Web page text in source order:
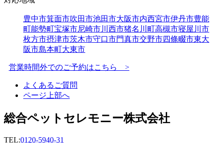
豊中市箕面市吹田市池田市大阪市内西宮市伊丹市豊能
町能勢町宝塚市尼崎市川西市猪名川町高槻市寝屋川市
枚方市摂津市茨木市守口市門真市交野市四條畷市東大
阪市島本町大東市
営業時間外でのご予約はこちら >
よくあるご質問
ページ上部へ
総合ペットセレモニー株式会社
TEL:0120-5940-31